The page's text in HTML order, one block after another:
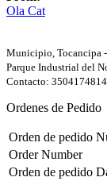
Ola Cat
Municipio, Tocancipa
Parque Industrial del
Contacto: 3504174814
Ordenes de Pedido
Orden de pedido
Order Number
Orden de pedido